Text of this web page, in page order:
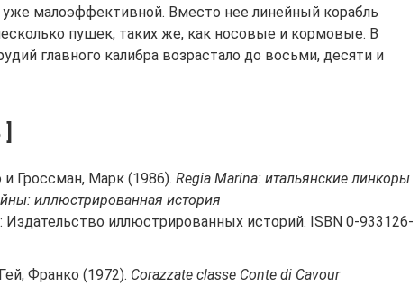
малоэффективной. Вместо нее линейный корабль
пушек, таких же, как носовые и кормовые. В
главного калибра возрастало до восьми, десяти и
Гроссман, Марк (1986). Regia Marina: итальянские линкоры
иллюстрированная история
Издательство иллюстрированных историй. ISBN 0-933126-
Франко (1972). Corazzate classe Conte di Cavour